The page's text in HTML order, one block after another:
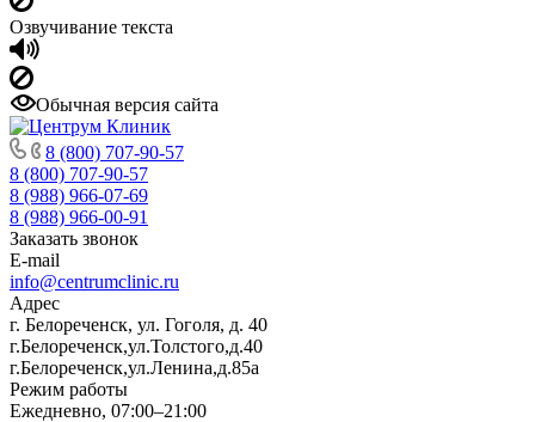
Озвучивание текста
Обычная версия сайта
8 (800) 707-90-57
8 (800) 707-90-57
8 (988) 966-07-69
8 (988) 966-00-91
Заказать звонок
E-mail
info@centrumclinic.ru
Адрес
г. Белореченск, ул. Гоголя, д. 40
г.Белореченск,ул.Толстого,д.40
г.Белореченск,ул.Ленина,д.85а
Режим работы
Ежедневно, 07:00–21:00